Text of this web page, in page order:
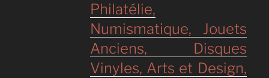
Philatélie,
Numismatique, Jouets
Anciens, Disques
Vinyles, Arts et Design,